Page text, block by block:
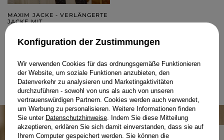
MAXIM JACKE - VERLÄNGERTE
JACKE MIT
PAILLETTENAUFSCHLÄGEN
219,00 €
WEBSITE 2 AUS 2
VORHERIGE
12 WEITER
Konfiguration der Zustimmungen
Wir verwenden Cookies für das ordnungsgemäße Funktionieren
der Website, um soziale Funktionen anzubieten, den
Datenverkehr zu analysieren und Marketingaktivitäten
durchzuführen - sowohl von uns als auch von unseren
vertrauenswürdigen Partnern. Cookies werden auch verwendet,
um Werbung zu personalisieren. Weitere Informationen finden
Sie unter Datenschutzhinweise. Indem Sie diese Mitteilung
akzeptieren, erklären Sie sich damit einverstanden, dass sie auf
Ihrem Computer gespeichert werden. Sie können die